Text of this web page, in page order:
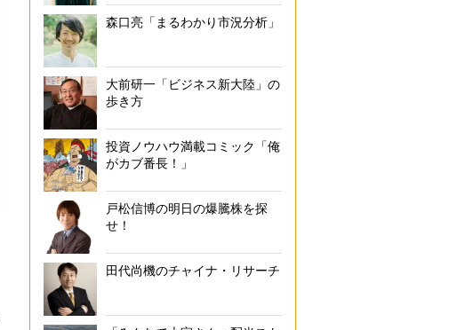
森口亮「まるわかり市況分析」
大前研一「ビジネス新大陸」の
歩き方
投資ノウハウ満載コミック「俺
がカブ番長！」
戸松信博の明日の爆騰株を探
せ！
田代尚機のチャイナ・リサーチ